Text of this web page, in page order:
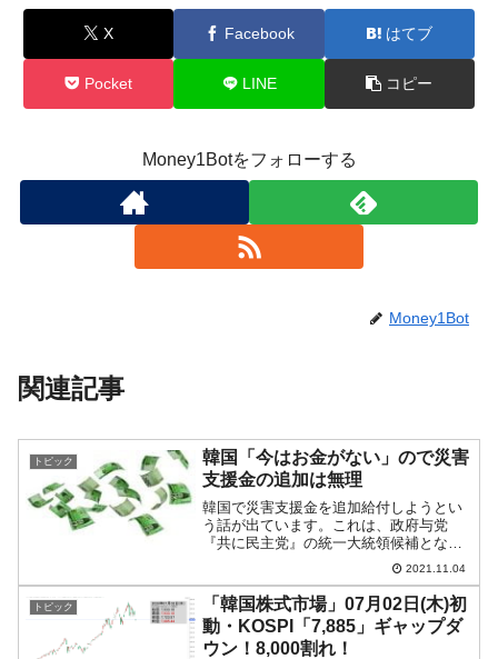
X Facebook はてブ
Pocket LINE コピー
Money1Botをフォローする
Money1Bot
関連記事
トピック
韓国「今はお金がない」ので災害
支援金の追加は無理
韓国で災害支援金を追加給付しようとい
う話が出ています。これは、政府与党
『共に民主党』の統一大統領候補となっ
た李在明（イ・ジェミョン）さんの影響
です。李さんは京畿道知事だった時か
ら、政府に対していくら債務を積んでも
いいから（国債を発行しても韓...
2021.11.04
トピック
「韓国株式市場」07月02日(木)初
動・KOSPI「7,885」ギャップダ
ウン！8,000割れ！